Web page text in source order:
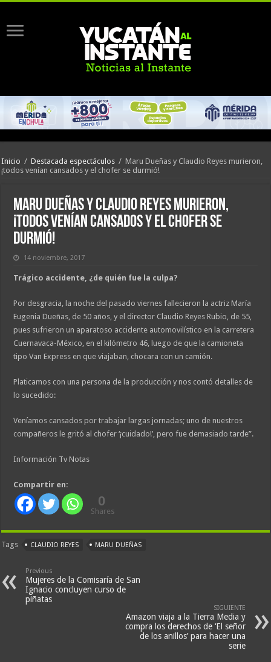
Inicio / Destacada espectáculos / Maru Dueñas y Claudio Reyes murieron,
¡todos venían cansados y el chofer se durmió!
Maru Dueñas y Claudio Reyes murieron,
¡todos venían cansados y el chofer se
durmió!
14 noviembre, 2017
Trágico accidente, ¿de quién fue la culpa?
Por desgracia, la noche del pasado viernes fallecieron la actriz María
Eugenia Dueñas, de 50 años, y el director Claudio Reyes Rubio, de 55,
pues sufrieron un aparatoso accidente automovilístico en la carretera
Cuernavaca-México, en el kilómetro 46, luego de que la camioneta
tipo Van Express en que viajaban, chocara con un camión.
Platicamos con una persona de la producción y nos contó detalles de
lo sucedido:
Veníamos cansados por trabajar largas jornadas; uno de nuestros
compañeros le gritó al chofer ‘¡cuidado!’, pero fue demasiado tarde”.
Información Tv Notas
Compartir en:
0
Shares
Tags CLAUDIO REYES MARU DUEÑAS
Previous
Mujeres de la Comisaría de San
Ignacio concluyen curso de
piñatas
SIGUIENTE
Amazon viaja a la Tierra Media y
compra los derechos de ‘El señor
de los anillos’ para hacer una
serie